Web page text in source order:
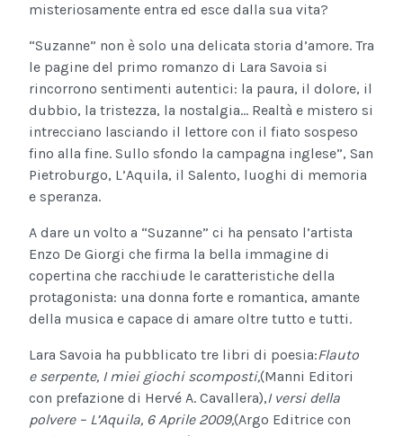
misteriosamente entra ed esce dalla sua vita?
“Suzanne” non è solo una delicata storia d’amore. Tra
le pagine del primo romanzo di Lara Savoia si
rincorrono sentimenti autentici: la paura, il dolore, il
dubbio, la tristezza, la nostalgia… Realtà e mistero si
intrecciano lasciando il lettore con il fiato sospeso
fino alla fine. Sullo sfondo la campagna inglese”, San
Pietroburgo, L’Aquila, il Salento, luoghi di memoria
e speranza.
A dare un volto a “Suzanne” ci ha pensato l’artista
Enzo De Giorgi che firma la bella immagine di
copertina che racchiude le caratteristiche della
protagonista: una donna forte e romantica, amante
della musica e capace di amare oltre tutto e tutti.
Lara Savoia ha pubblicato tre libri di poesia:Flauto
e serpente, I miei giochi scomposti,(Manni Editori
con prefazione di Hervé A. Cavallera),I versi della
polvere – L’Aquila, 6 Aprile 2009,(Argo Editrice con